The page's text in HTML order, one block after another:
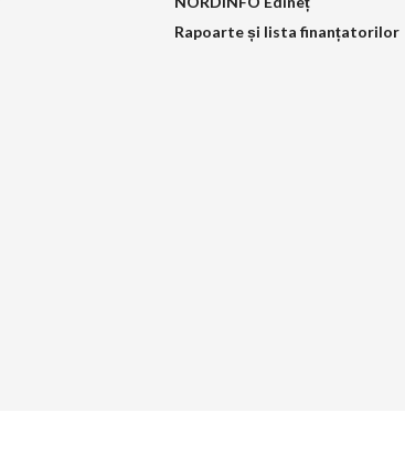
Rapoarte și lista finanțatorilor